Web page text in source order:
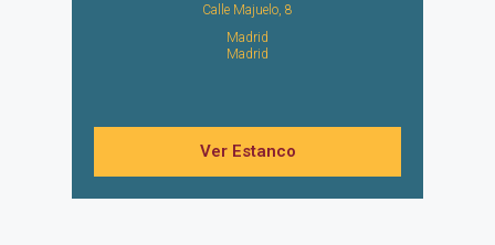
Calle Majuelo, 8
Madrid
Madrid
Ver Estanco